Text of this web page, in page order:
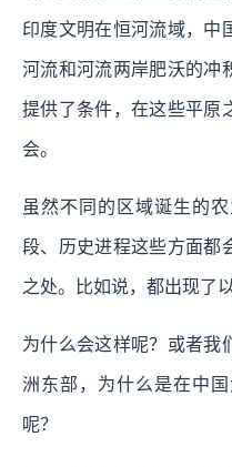
印度文明在恒河流域，中
河流和河流两岸肥沃的冲
提供了条件，在这些平原
会。
虽然不同的区域诞生的
段、历史进程这些方面都
之处。比如说，都出现了
为什么会这样呢？或者我
洲东部，为什么是在中
呢？